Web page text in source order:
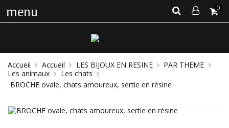
menu 0
Accueil Accueil LES BIJOUX EN RESINE
PAR THEME
Les animaux
Les chats
BROCHE ovale, chats amoureux, sertie en résine